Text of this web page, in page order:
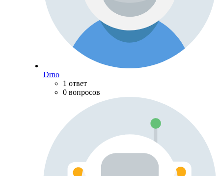
Drno
1 ответ
0 вопросов